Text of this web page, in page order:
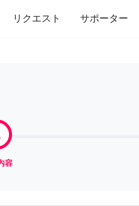
リクエスト サポーター
引っ越し インテリア 趣
容